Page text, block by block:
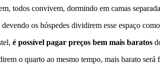
todos convivem, dormindo em camas
os hóspedes dividirem esse espaço
é possível pagar preços bem mais baratos
o quarto ao mesmo tempo, mais barato será